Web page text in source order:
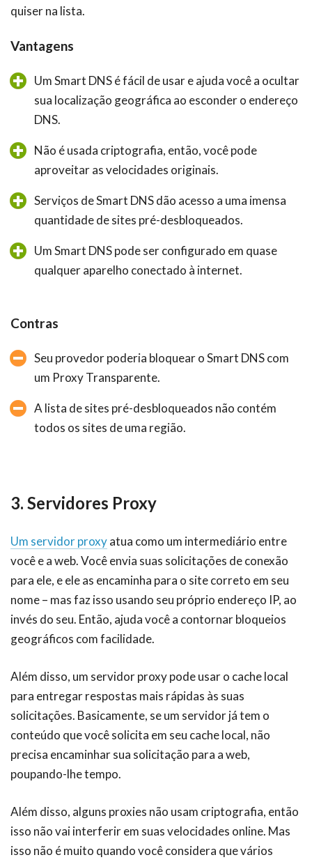
quiser na lista.
Vantagens
Um Smart DNS é fácil de usar e ajuda você a ocultar
sua localização geográfica ao esconder o endereço
DNS.
Não é usada criptografia, então, você pode
aproveitar as velocidades originais.
Serviços de Smart DNS dão acesso a uma imensa
quantidade de sites pré-desbloqueados.
Um Smart DNS pode ser configurado em quase
qualquer aparelho conectado à internet.
Contras
Seu provedor poderia bloquear o Smart DNS com
um Proxy Transparente.
A lista de sites pré-desbloqueados não contém
todos os sites de uma região.
3. Servidores Proxy
Um servidor proxyatua como um intermediário entre
você e a web. Você envia suas solicitações de conexão
para ele, e ele as encaminha para o site correto em seu
nome – mas faz isso usando seu próprio endereço IP, ao
invés do seu. Então, ajuda você a contornar bloqueios
geográficos com facilidade.
Além disso, um servidor proxy pode usar o cache local
para entregar respostas mais rápidas às suas
solicitações. Basicamente, se um servidor já tem o
conteúdo que você solicita em seu cache local, não
precisa encaminhar sua solicitação para a web,
poupando-lhe tempo.
Além disso, alguns proxies não usam criptografia, então
isso não vai interferir em suas velocidades online. Mas
isso não é muito quando você considera que vários